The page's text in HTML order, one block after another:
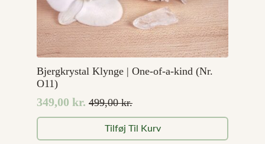
Bjergkrystal Klynge | One-of-a-kind (Nr.
O11)
499,00kr.
Den
oprindelige
pris
349,00 kr.
Den
aktuelle
pris
Tilføj Til Kurv